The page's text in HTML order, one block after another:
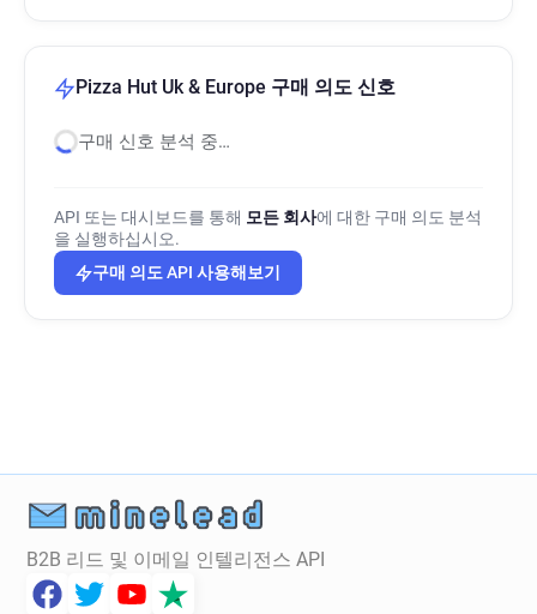
a**********@pizzahut.co.uk
s*********@pizzahut.co.uk
Pizza Hut Uk & Europe 구매 의도 신호
구매 신호 분석 중…
API 또는 대시보드를 통해 모든 회사에 대한 구매 의도 분석
을 실행하십시오.
구매 의도 API 사용해보기
B2B 리드 및 이메일 인텔리전스 API